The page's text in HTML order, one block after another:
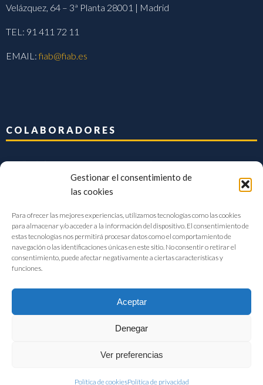
Gestionar el consentimiento de
las cookies
Para ofrecer las mejores experiencias, utilizamos tecnologías como las cookies
para almacenar y/o acceder a la información del dispositivo. El consentimiento de
estas tecnologías nos permitirá procesar datos como el comportamiento de
navegación o las identificaciones únicas en este sitio. No consentir o retirar el
consentimiento, puede afectar negativamente a ciertas características y
funciones.
Aceptar
Denegar
Ver preferencias
Política de cookiesPolítica de privacidad
Velázquez, 64 – 3ª Planta 28001 | Madrid
TEL: 91 411 72 11
EMAIL:fiab@fiab.es
COLABORADORES
FIAB Federación Española de Industrias de la Alimentación y Bebidas